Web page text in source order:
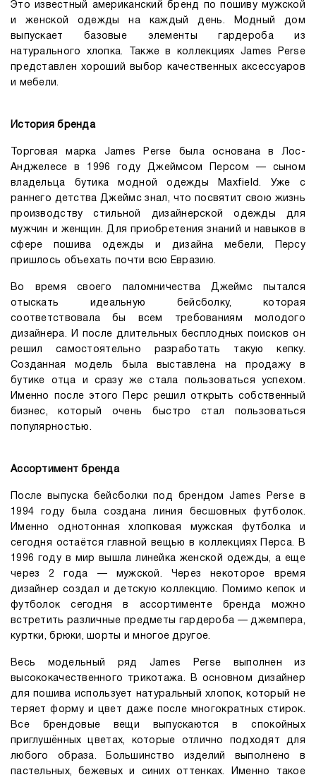
Это известный американский бренд по пошиву мужской
и женской одежды на каждый день. Модный дом
выпускает базовые элементы гардероба из
натурального хлопка. Также в коллекциях James Perse
представлен хороший выбор качественных аксессуаров
и мебели.
История бренда
Торговая марка James Perse была основана в Лос-
Анджелесе в 1996 году Джеймсом Персом — сыном
владельца бутика модной одежды Maxfield. Уже с
раннего детства Джеймс знал, что посвятит свою жизнь
производству стильной дизайнерской одежды для
мужчин и женщин. Для приобретения знаний и навыков в
сфере пошива одежды и дизайна мебели, Персу
пришлось объехать почти всю Евразию.
Во время своего паломничества Джеймс пытался
отыскать идеальную бейсболку, которая
соответствовала бы всем требованиям молодого
дизайнера. И после длительных бесплодных поисков он
решил самостоятельно разработать такую кепку.
Созданная модель была выставлена на продажу в
бутике отца и сразу же стала пользоваться успехом.
Именно после этого Перс решил открыть собственный
бизнес, который очень быстро стал пользоваться
популярностью.
Ассортимент бренда
После выпуска бейсболки под брендом James Perse в
1994 году была создана линия бесшовных футболок.
Именно однотонная хлопковая мужская футболка и
сегодня остаётся главной вещью в коллекциях Перса. В
1996 году в мир вышла линейка женской одежды, а еще
через 2 года — мужской. Через некоторое время
дизайнер создал и детскую коллекцию. Помимо кепок и
футболок сегодня в ассортименте бренда можно
встретить различные предметы гардероба — джемпера,
куртки, брюки, шорты и многое другое.
Весь модельный ряд James Perse выполнен из
высококачественного трикотажа. В основном дизайнер
для пошива использует натуральный хлопок, который не
теряет форму и цвет даже после многократных стирок.
Все брендовые вещи выпускаются в спокойных
приглушённых цветах, которые отлично подходят для
любого образа. Большинство изделий выполнено в
пастельных, бежевых и синих оттенках. Именно такое